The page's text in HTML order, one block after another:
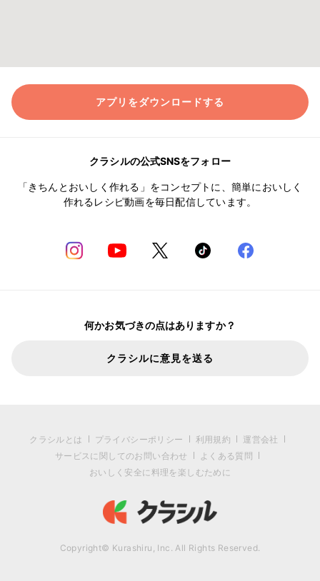
アプリをダウンロードする
クラシルの公式SNSをフォロー
「きちんとおいしく作れる」をコンセプトに、簡単においしく
作れるレシピ動画を毎日配信しています。
何かお気づきの点はありますか？
クラシルに意見を送る
クラシルとは プライバシーポリシー 利用規約
運営会社
サービスに関してのお問い合わせ
よくある質問
おいしく安全に料理を楽しむために
Copyright© Kurashiru, Inc. All Rights Reserved.